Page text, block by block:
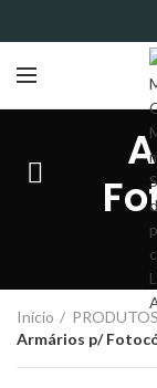
Início PRODUTOS
Armários p/